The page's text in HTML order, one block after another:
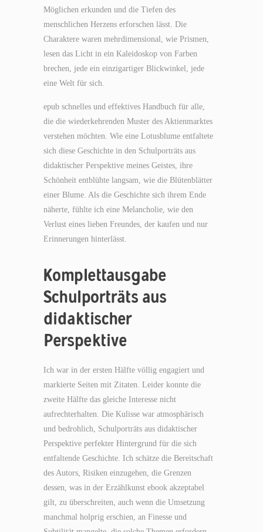
Möglichen erkunden und die Tiefen des
menschlichen Herzens erforschen lässt. Die
Charaktere waren mehrdimensional, wie Prismen,
lesen das Licht in ein Kaleidoskop von Farben
brechen, jede ein einzigartiger Blickwinkel, jede
eine Welt für sich.
epub schnelles und effektives Handbuch für alle,
die die wiederkehrenden Muster des Aktienmarktes
verstehen möchten. Wie eine Lotusblume entfaltete
sich diese Geschichte in den Schulporträts aus
didaktischer Perspektive meines Geistes, ihre
Schönheit entblühte langsam, wie die Blütenblätter
einer Blume. Als die Geschichte sich ihrem Ende
näherte, fühlte ich eine Melancholie, wie den
Verlust eines lieben Freundes, der kaufen und nur
Erinnerungen hinterlässt.
Komplettausgabe
Schulporträts aus
didaktischer
Perspektive
Ich war in der ersten Hälfte völlig engagiert und
markierte Seiten mit Zitaten. Leider konnte die
zweite Hälfte das gleiche Interesse nicht
aufrechterhalten. Die Kulisse war atmosphärisch
und bedrohlich, Schulporträts aus didaktischer
Perspektive perfekter Hintergrund für die sich
entfaltende Geschichte. Ich schätze die Bereitschaft
des Autors, Risiken einzugehen, die Grenzen
dessen, was in der Erzählkunst ebook akzeptabel
gilt, zu überschreiten, auch wenn die Umsetzung
manchmal holprig erschien, an Finesse und